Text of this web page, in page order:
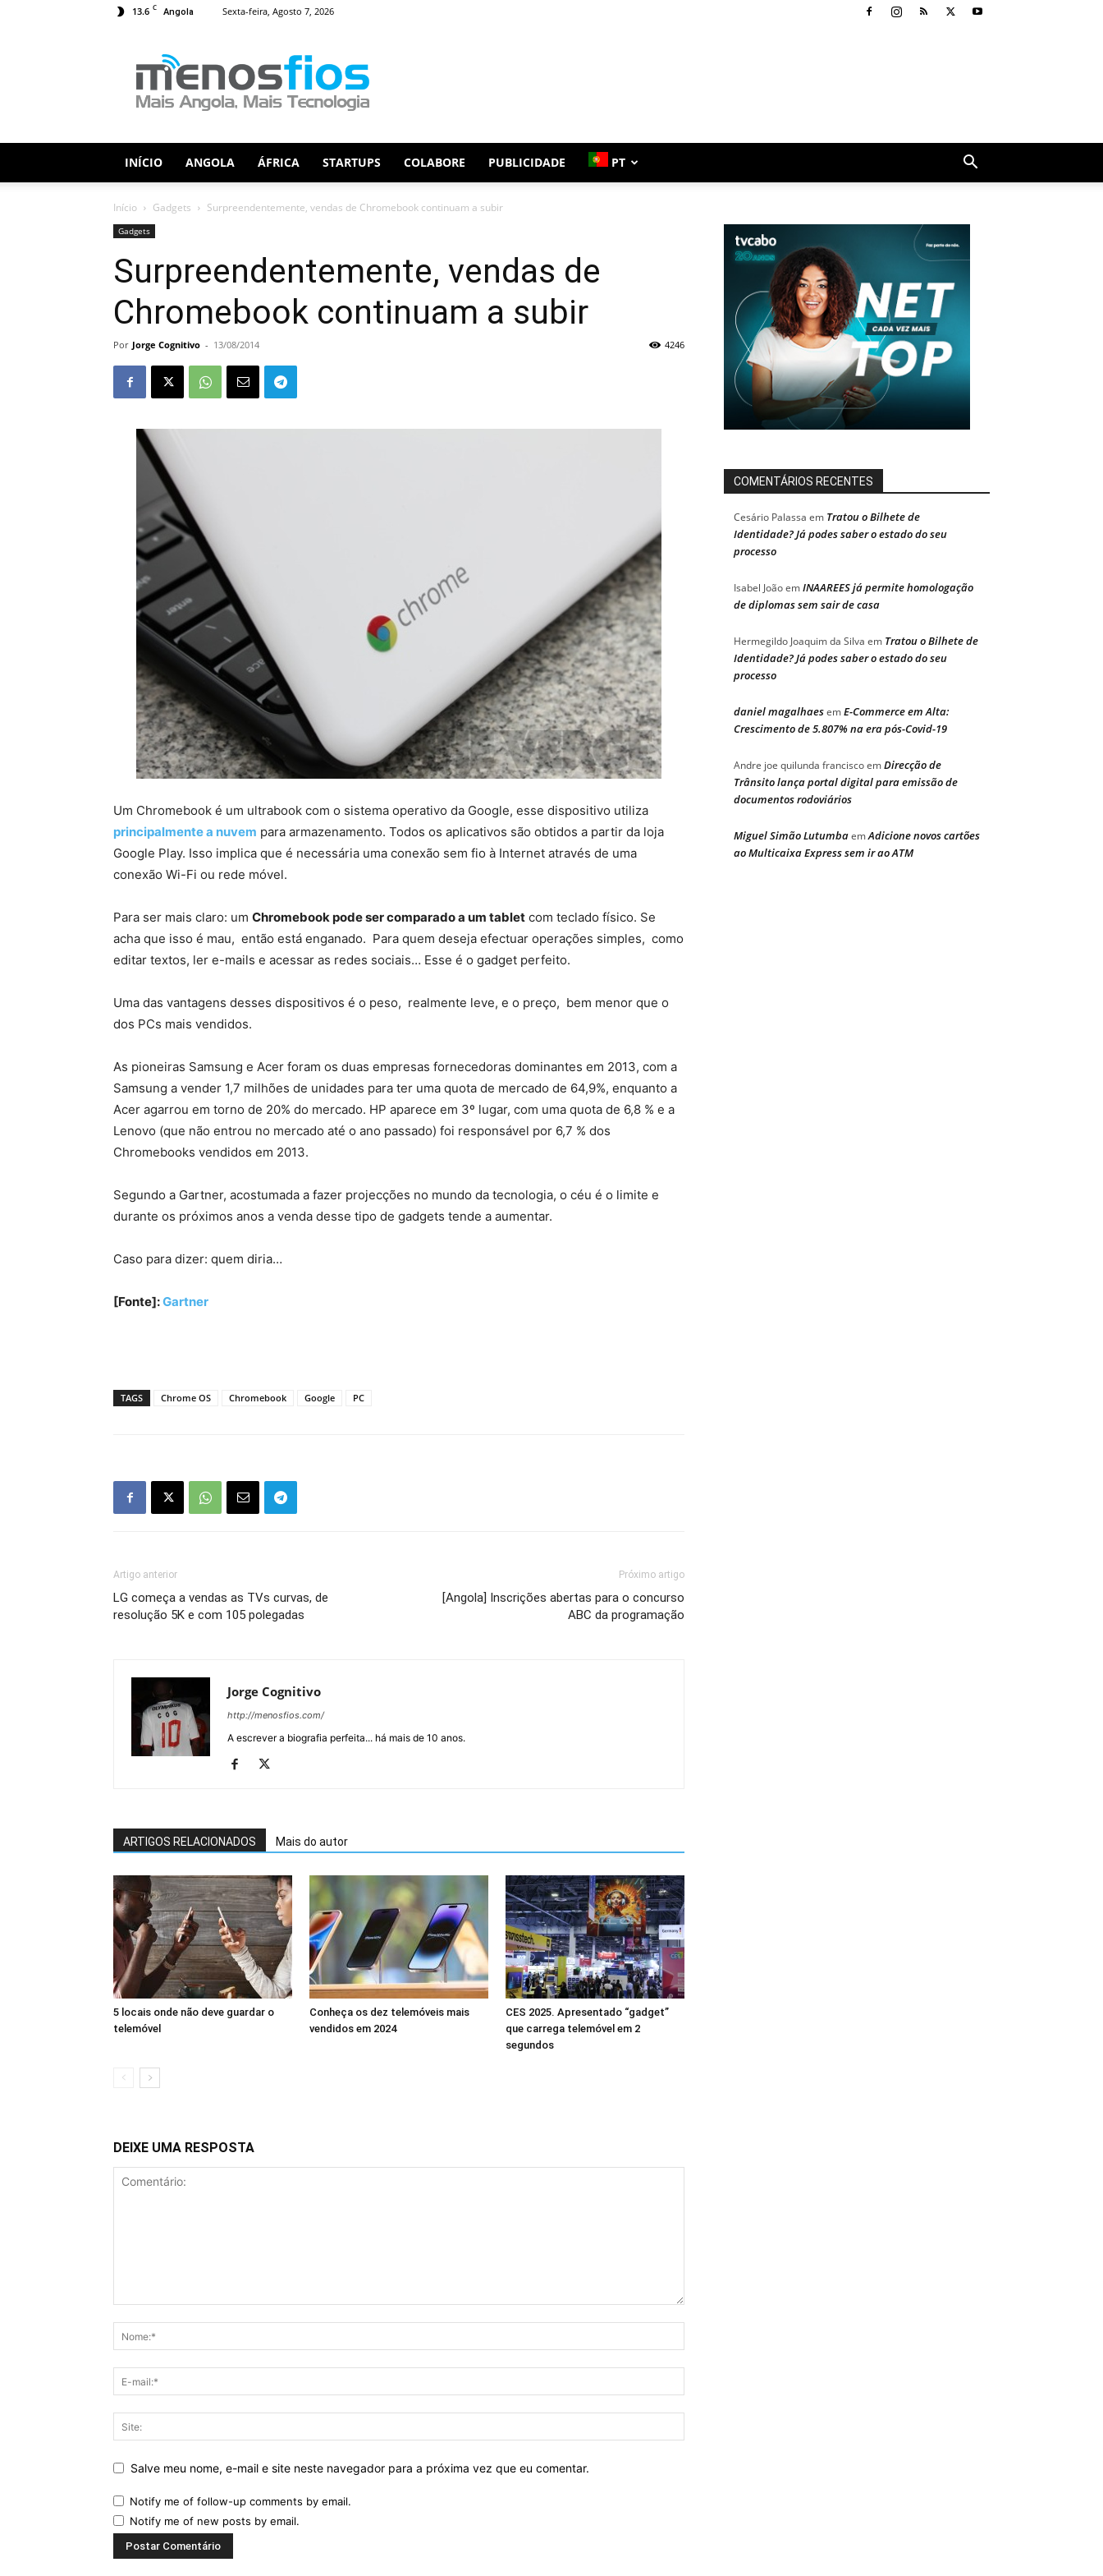
13.6 C Angola Sexta-feira, Agosto 7, 2026
Fios
INÍCIO ANGOLA ÁFRICA STARTUPS COLABORE PUBLICIDADE PT
Início Gadgets Surpreendentemente, vendas de Chromebook continuam a subir
Gadgets
Surpreendentemente, vendas de
Chromebook continuam a subir
Por Jorge Cognitivo - 13/08/2014 4246
Um Chromebook é um ultrabook com o sistema operativo da Google, esse dispositivo utiliza
principalmente a nuvem para armazenamento. Todos os aplicativos são obtidos a partir da loja
Google Play. Isso implica que é necessária uma conexão sem fio à Internet através de uma
conexão Wi-Fi ou rede móvel.
Para ser mais claro: um Chromebook pode ser comparado a um tablet com teclado físico. Se
acha que isso é mau, então está enganado. Para quem deseja efectuar operações simples, como
editar textos, ler e-mails e acessar as redes sociais… Esse é o gadget perfeito.
Uma das vantagens desses dispositivos é o peso, realmente leve, e o preço, bem menor que o
dos PCs mais vendidos.
As pioneiras Samsung e Acer foram os duas empresas fornecedoras dominantes em 2013, com a
Samsung a vender 1,7 milhões de unidades para ter uma quota de mercado de 64,9%, enquanto a
Acer agarrou em torno de 20% do mercado. HP aparece em 3º lugar, com uma quota de 6,8 % e a
Lenovo (que não entrou no mercado até o ano passado) foi responsável por 6,7 % dos
Chromebooks vendidos em 2013.
Segundo a Gartner, acostumada a fazer projecções no mundo da tecnologia, o céu é o limite e
durante os próximos anos a venda desse tipo de gadgets tende a aumentar.
Caso para dizer: quem diria…
[Fonte]:Gartner
TAGS Chrome OS Chromebook Google PC
Artigo anterior
LG começa a vendas as TVs curvas, de
resolução 5K e com 105 polegadas
Próximo artigo
[Angola] Inscrições abertas para o concurso
ABC da programação
Jorge Cognitivo
http://menosfios.com/
A escrever a biografia perfeita... há mais de 10 anos.
ARTIGOS RELACIONADOS Mais do autor
5 locais onde não deve guardar o
telemóvel
Conheça os dez telemóveis mais
vendidos em 2024
CES 2025. Apresentado “gadget”
que carrega telemóvel em 2
segundos
DEIXE UMA RESPOSTA
Salve meu nome, e-mail e site neste navegador para a próxima vez que eu comentar.
Notify me of follow-up comments by email.
Notify me of new posts by email.
COMENTÁRIOS RECENTES
Cesário Palassa em Tratou o Bilhete de
Identidade? Já podes saber o estado do seu
processo
Isabel JoãoemINAAREES já permite homologação
de diplomas sem sair de casa
Hermegildo Joaquim da Silva em Tratou o Bilhete de
Identidade? Já podes saber o estado do seu
processo
daniel magalhaesemE-Commerce em Alta:
Crescimento de 5.807% na era pós-Covid-19
Andre joe quilunda franciscoemDirecção de
Trânsito lança portal digital para emissão de
documentos rodoviários
Miguel Simão LutumbaemAdicione novos cartões
ao Multicaixa Express sem ir ao ATM